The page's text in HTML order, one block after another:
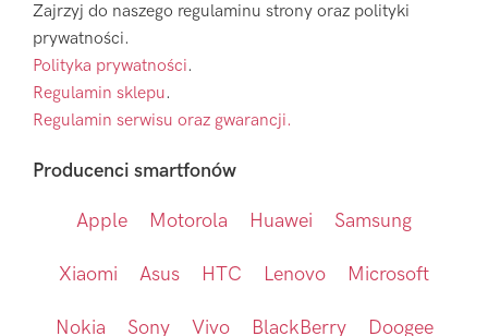
Zajrzyj do naszego regulaminu strony oraz polityki
prywatności.
Polityka prywatności.
Regulamin sklepu.
Regulamin serwisu oraz gwarancji.
Producenci smartfonów
Apple Motorola Huawei Samsung
Xiaomi Asus HTC Lenovo Microsoft
Nokia Sony Vivo BlackBerry Doogee